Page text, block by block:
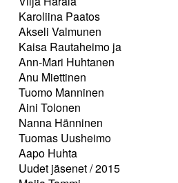
Karoliina Paatos
Akseli Valmunen
Kaisa Rautaheimo ja
Ann-Mari Huhtanen
Anu Miettinen
Tuomo Manninen
Aini Tolonen
Nanna Hänninen
Tuomas Uusheimo
Aapo Huhta
Uudet jäsenet / 2015